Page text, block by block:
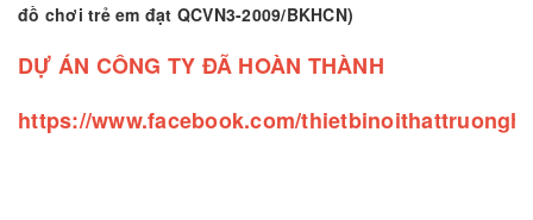
đồ chơi trẻ em đạt QCVN3-2009/BKHCN)
DỰ ÁN CÔNG TY ĐÃ HOÀN THÀNH
https://www.facebook.com/